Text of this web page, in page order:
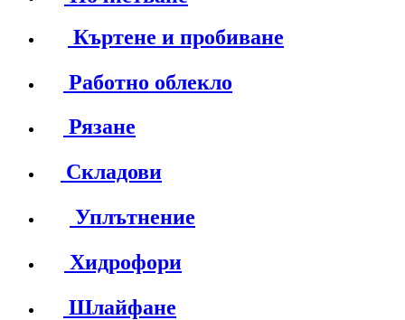
Къртене и пробиване
Работно облекло
Рязане
Складови
Уплътнение
Хидрофори
Шлайфане